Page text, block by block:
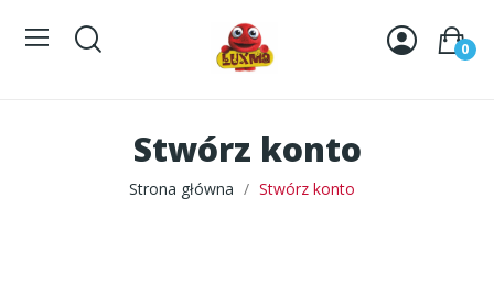
0
Stwórz konto
Strona główna Stwórz konto